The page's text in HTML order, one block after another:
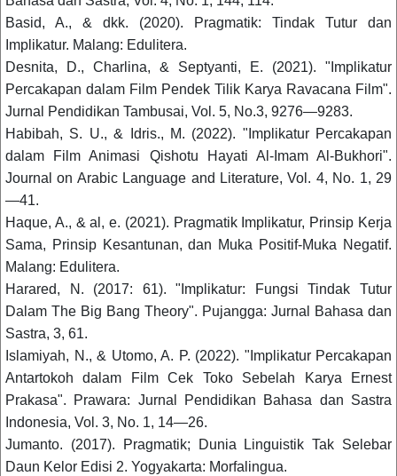
Basid, A., & dkk. (2020). Pragmatik: Tindak Tutur dan
Implikatur. Malang: Edulitera.
Desnita, D., Charlina, & Septyanti, E. (2021). "Implikatur
Percakapan dalam Film Pendek Tilik Karya Ravacana Film".
Jurnal Pendidikan Tambusai, Vol. 5, No.3, 9276—9283.
Habibah, S. U., & Idris., M. (2022). "Implikatur Percakapan
dalam Film Animasi Qishotu Hayati Al-Imam Al-Bukhori".
Journal on Arabic Language and Literature, Vol. 4, No. 1, 29
—41.
Haque, A., & al, e. (2021). Pragmatik Implikatur, Prinsip Kerja
Sama, Prinsip Kesantunan, dan Muka Positif-Muka Negatif.
Malang: Edulitera.
Harared, N. (2017: 61). "Implikatur: Fungsi Tindak Tutur
Dalam The Big Bang Theory". Pujangga: Jurnal Bahasa dan
Sastra, 3, 61.
Islamiyah, N., & Utomo, A. P. (2022). "Implikatur Percakapan
Antartokoh dalam Film Cek Toko Sebelah Karya Ernest
Prakasa". Prawara: Jurnal Pendidikan Bahasa dan Sastra
Indonesia, Vol. 3, No. 1, 14—26.
Jumanto. (2017). Pragmatik; Dunia Linguistik Tak Selebar
Daun Kelor Edisi 2. Yogyakarta: Morfalingua.